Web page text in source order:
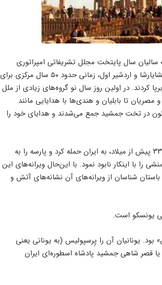
سال پایتخت مجلل تشریفاتی امپراتوری
ایران در زمان امپراتوری هخامنشیان بوده‌است. داریوش بزرگ، خشایارشا و اردشیر اول، زمانی حدود ۵۰ سال مرکزی برای
در اولین روز سال نو گروه‌های زیادی از ملل
و مصریان تا بابلیان و هندی‌ها با هدایایی مانند
در تخت جمشید جمع می‌شدند و هدایای خود را
باور تاریخدانان بر این است که اسکندر مقدونی سردار یونانی در ۳۳۰ پیش از میلاد، به ایران حمله کرد و پارسه را به
با اینکار نابود نمود. با این‌حال ویرانه‌های این
شناسان از ویرانه‌های آن نشانه‌های آتش و
یونانیان آن را پِرسپولیس (به یونانی یعنی
قصر شاهی جمشید پادشاه اسطوره‌ای ایران